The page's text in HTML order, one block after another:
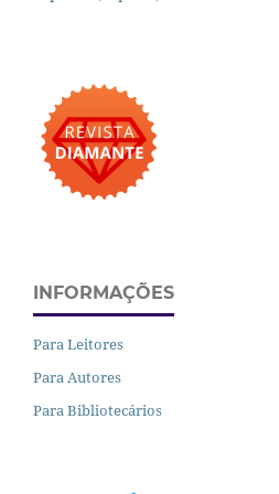
INFORMAÇÕES
Para Leitores
Para Autores
Para Bibliotecários